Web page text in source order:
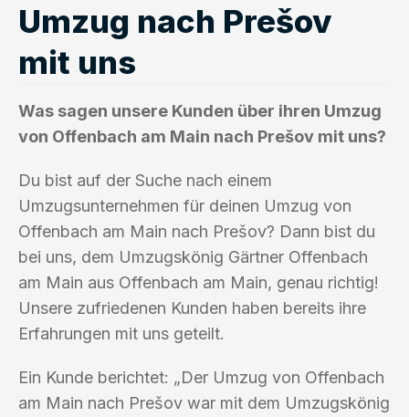
Umzug nach Prešov
mit uns
Was sagen unsere Kunden über ihren Umzug
von Offenbach am Main nach Prešov mit uns?
Du bist auf der Suche nach einem
Umzugsunternehmen für deinen Umzug von
Offenbach am Main nach Prešov? Dann bist du
bei uns, dem Umzugskönig Gärtner Offenbach
am Main aus Offenbach am Main, genau richtig!
Unsere zufriedenen Kunden haben bereits ihre
Erfahrungen mit uns geteilt.
Ein Kunde berichtet: „Der Umzug von Offenbach
am Main nach Prešov war mit dem Umzugskönig